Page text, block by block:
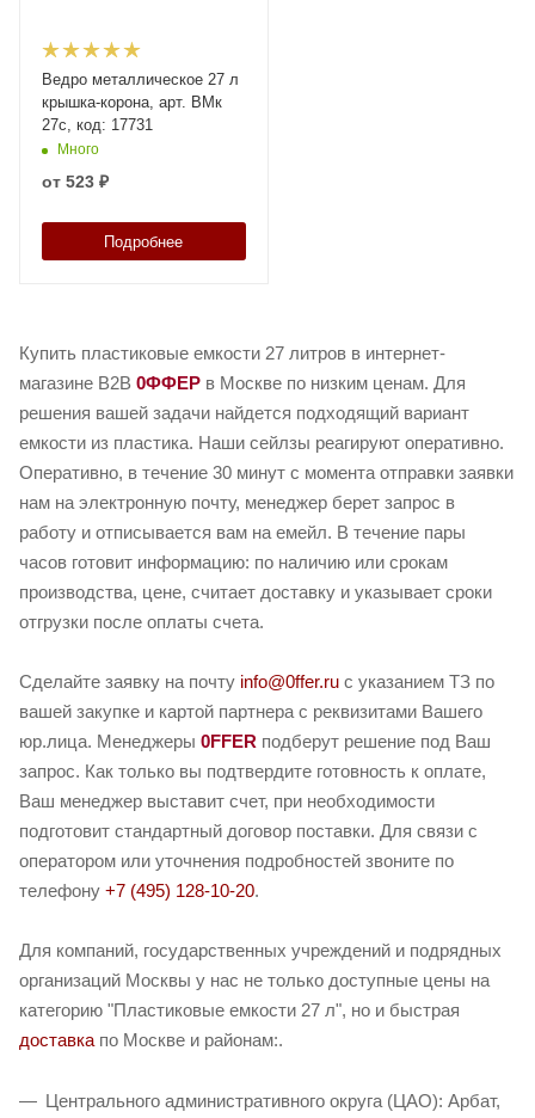
Ведро металлическое 27 л
крышка-корона, арт. ВМк
27с, код: 17731
Много
от 523 ₽
Подробнее
Купить пластиковые емкости 27 литров в интернет-
магазине B2B 0ФФЕР в Москве по низким ценам. Для
решения вашей задачи найдется подходящий вариант
емкости из пластика. Наши сейлзы реагируют оперативно.
Оперативно, в течение 30 минут с момента отправки заявки
нам на электронную почту, менеджер берет запрос в
работу и отписывается вам на емейл. В течение пары
часов готовит информацию: по наличию или срокам
производства, цене, считает доставку и указывает сроки
отгрузки после оплаты счета.
Сделайте заявку на почту info@0ffer.ru с указанием ТЗ по
вашей закупке и картой партнера с реквизитами Вашего
юр.лица. Менеджеры 0FFER подберут решение под Ваш
запрос. Как только вы подтвердите готовность к оплате,
Ваш менеджер выставит счет, при необходимости
подготовит стандартный договор поставки. Для связи с
оператором или уточнения подробностей звоните по
телефону +7 (495) 128-10-20.
Для компаний, государственных учреждений и подрядных
организаций Москвы у нас не только доступные цены на
категорию "Пластиковые емкости 27 л", но и быстрая
доставка по Москве и районам:.
Центрального административного округа (ЦАО): Арбат,